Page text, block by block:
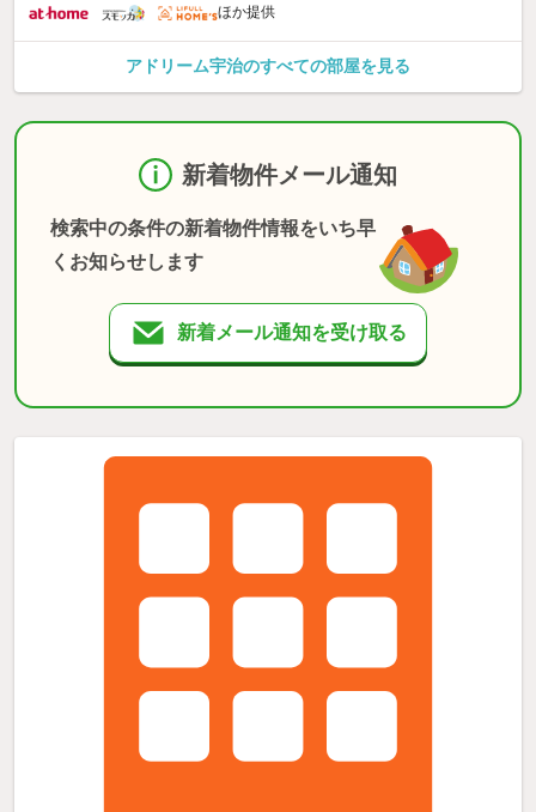
ほか提供
アドリーム宇治のすべての部屋を見る
新着物件メール通知
検索中の条件の新着物件情報をいち早
くお知らせします
新着メール通知を受け取る